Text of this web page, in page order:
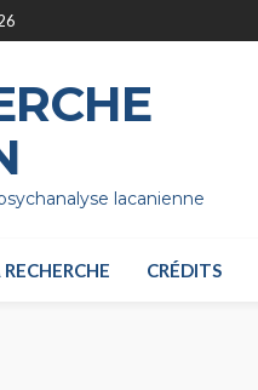
lacanienne
CRÉDITS